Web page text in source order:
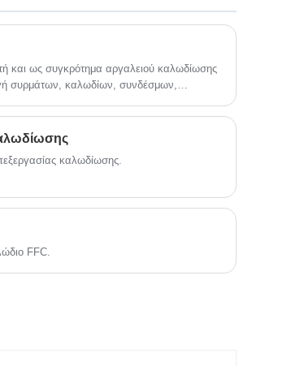
και ως συγκρότημα αργαλειού καλωδίωσης
συρμάτων, καλωδίων, συνδέσμων,
ή σημάτων σε εργοστασιακό περιβάλλον
καλωδίωσης.
FFC.